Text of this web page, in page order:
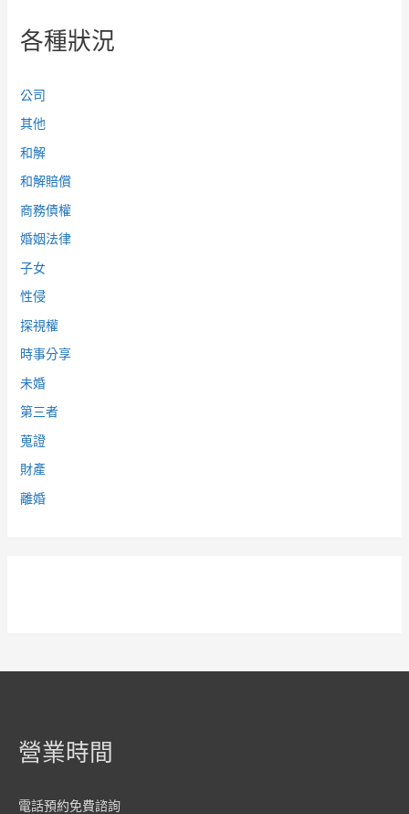
各種狀況
公司
其他
和解
和解賠償
商務債權
婚姻法律
子女
性侵
探視權
時事分享
未婚
第三者
蒐證
財產
離婚
營業時間
電話預約免費諮詢